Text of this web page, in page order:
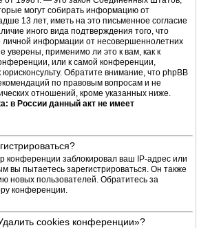
могут собирать информацию от
13 лет, иметь на это письменное согласие
иного вида подтверждения того, что
информации от несовершеннолетних
уверены, применимо ли это к вам, как к
или к самой конференции,
Обратите внимание, что phpBB
по правовым вопросам и не
отношений, кроме указанных ниже.
в России данный акт не имеет
конференции заблокировал ваш IP-адрес или
вы пытаетесь зарегистрироваться. Он также
новых пользователей. Обратитесь за
конференции.
cookies конференции»?